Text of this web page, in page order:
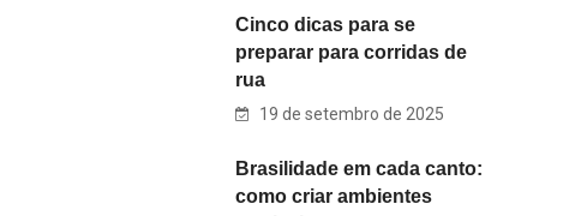
Cinco dicas para se
preparar para corridas de
rua
19 de setembro de 2025
Brasilidade em cada canto:
como criar ambientes